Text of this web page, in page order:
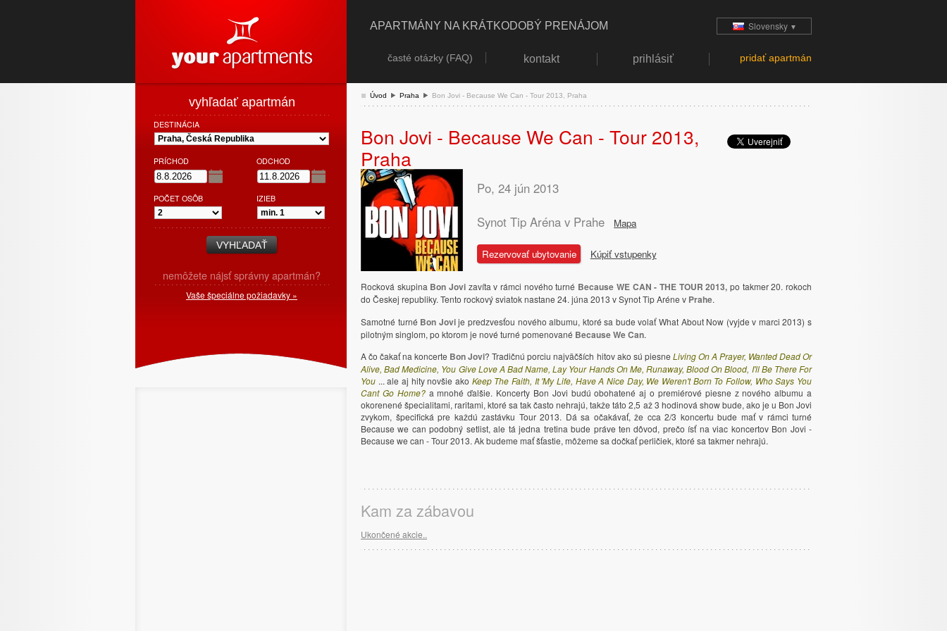
APARTMÁNY NA KRÁTKODOBÝ PRENÁJOM Slovensky ▼
časté otázky (FAQ) kontakt prihlásiť pridať apartmán
Úvod Praha Bon Jovi - Because We Can - Tour 2013, Praha
Bon Jovi - Because We Can - Tour 2013,
Praha
Po, 24 jún 2013
Synot Tip Aréna v Prahe
Mapa
Rezervovať ubytovanie Kúpiť vstupenky
Rocková skupina Bon Jovi zavíta v rámci nového turné Because WE CAN - THE TOUR 2013, po takmer 20. rokoch
do Českej republiky. Tento rockový sviatok nastane 24. júna 2013 v Synot Tip Aréne v Prahe.
Samotné turné Bon Jovije predzvesťou nového albumu, ktoré sa bude volať What About Now (vyjde v marci 2013) s
pilotným singlom, po ktorom je nové turné pomenované Because We Can.
A čo čakať na koncerte Bon Jovi? Tradičnú porciu najväčších hitov ako sú piesne Living On A Prayer, Wanted Dead Or
Alive, Bad Medicine, You Give Love A Bad Name, Lay Your Hands On Me, Runaway, Blood On Blood, I'll Be There For
You ... ale aj hity novšie ako Keep The Faith, It 'My Life, Have A Nice Day, We Weren't Born To Follow, Who Says You
Cant Go Home?a mnohé ďalšie. Koncerty Bon Jovi budú obohatené aj o premiérové piesne z nového albumu a
okorenené špecialitami, raritami, ktoré sa tak často nehrajú, takže táto 2,5 až 3 hodinová show bude, ako je u Bon Jovi
zvykom, špecifická pre každú zastávku Tour 2013. Dá sa očakávať, že cca 2/3 koncertu bude mať v rámci turné
Because we can podobný setlist, ale tá jedna tretina bude práve ten dôvod, prečo ísť na viac koncertov Bon Jovi -
Because we can - Tour 2013. Ak budeme mať šťastie, môžeme sa dočkať perličiek, ktoré sa takmer nehrajú.
Kam za zábavou
Ukončené akcie..
vyhľadať apartmán
DESTINÁCIA
PRÍCHOD ODCHOD
POČET OSÔB IZIEB
nemôžete nájsť správny apartmán?
Vaše špeciálne požiadavky »